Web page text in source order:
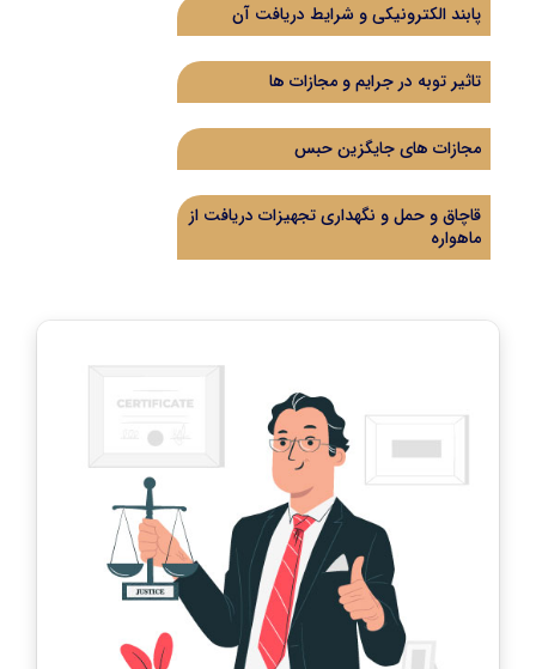
پابند الکترونیکی و شرایط دریافت آن
تاثیر توبه در جرایم و مجازات ها
مجازات های جایگزین حبس
قاچاق و حمل و نگهداری تجهیزات دریافت از
ماهواره